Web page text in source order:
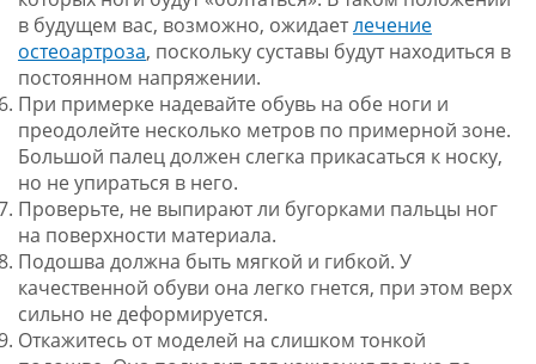
в будущем вас, возможно, ожидаетлечение
остеоартроза, поскольку суставы будут находиться в
постоянном напряжении.
При примерке надевайте обувь на обе ноги и
преодолейте несколько метров по примерной зоне.
Большой палец должен слегка прикасаться к носку,
но не упираться в него.
Проверьте, не выпирают ли бугорками пальцы ног
на поверхности материала.
Подошва должна быть мягкой и гибкой. У
качественной обуви она легко гнется, при этом верх
сильно не деформируется.
Откажитесь от моделей на слишком тонкой